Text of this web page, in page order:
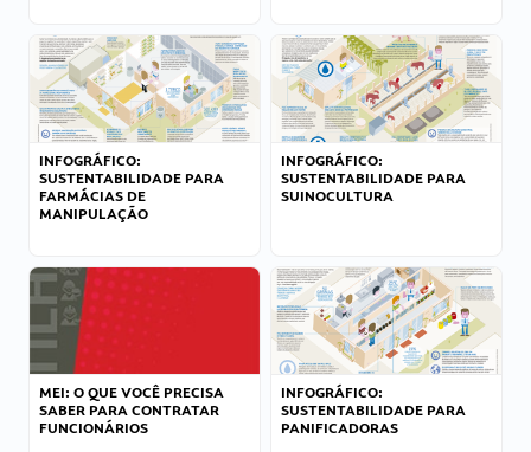
INFOGRÁFICO:
SUSTENTABILIDADE PARA
FARMÁCIAS DE
MANIPULAÇÃO
INFOGRÁFICO:
SUSTENTABILIDADE PARA
SUINOCULTURA
MEI: O QUE VOCÊ PRECISA
SABER PARA CONTRATAR
FUNCIONÁRIOS
INFOGRÁFICO:
SUSTENTABILIDADE PARA
PANIFICADORAS